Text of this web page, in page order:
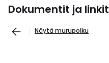
Dokumentit ja linkit
Näytä murupolku